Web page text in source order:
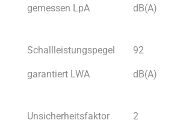
gemessen LpA dB(A)
Schallleistungspegel
garantiert LWA
92
dB(A)
Unsicherheitsfaktor 2